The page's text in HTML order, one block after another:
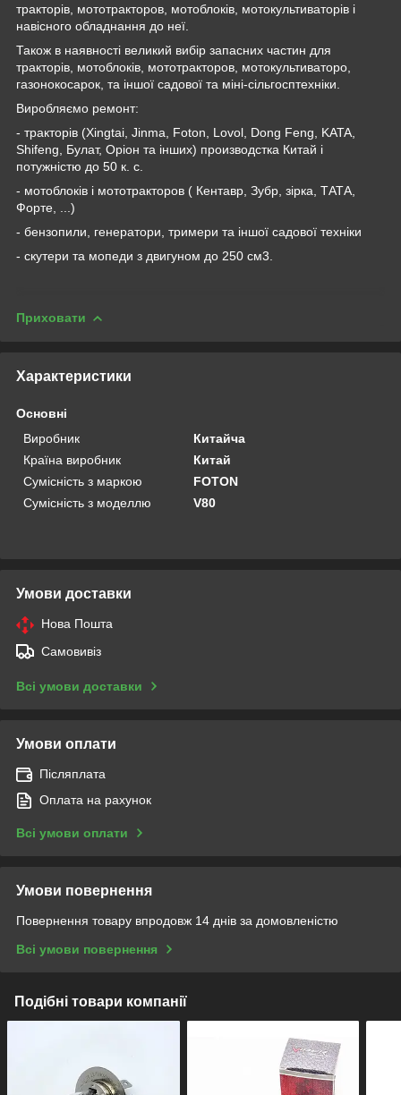
тракторів, мототракторов, мотоблоків, мотокультиваторів і
навісного обладнання до неї.
Також в наявності великий вибір запасних частин для
тракторів, мотоблоків, мототракторов, мотокультиваторо,
газонокосарок, та іншої садової та міні-сільгосптехніки.
Виробляємо ремонт:
- тракторів (Xingtai, Jinma, Foton, Lovol, Dong Feng, KATA,
Shifeng, Булат, Оріон та інших) производстка Китай і
потужністю до 50 к. с.
- мотоблоків і мототракторов ( Кентавр, Зубр, зірка, ТАТА,
Форте, ...)
- бензопили, генератори, тримери та іншої садової техніки
- скутери та мопеди з двигуном до 250 см3.
Приховати
Характеристики
Основні
Виробник
Китайча
Країна виробник
Китай
Сумісність з маркою
FOTON
Сумісність з моделлю
V80
Умови доставки
Нова Пошта
Самовивіз
Всі умови доставки
Умови оплати
Післяплата
Оплата на рахунок
Всі умови оплати
Умови повернення
Повернення товару впродовж 14 днів за домовленістю
Всі умови повернення
Подібні товари компанії